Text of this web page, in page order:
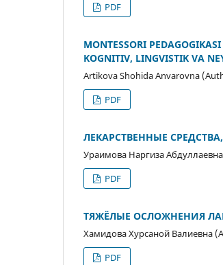
PDF
MONTESSORI
KOGNITIV, LINGVISTIK VA
Artikova Shohida Anvarovna
PDF
ЛЕКАРСТВЕННЫЕ
Ураимова Наргиза
PDF
ТЯЖЁЛЫЕ ОСЛОЖНЕНИЯ
Хамидова Хурсаной Валиевна
PDF